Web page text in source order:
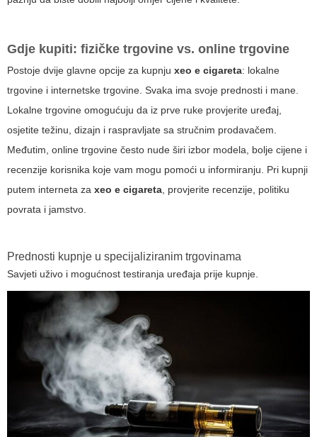
Gdje kupiti: fizičke trgovine vs. online trgovine
Postoje dvije glavne opcije za kupnju xeo e cigareta: lokalne
trgovine i internetske trgovine. Svaka ima svoje prednosti i mane.
Lokalne trgovine omogućuju da iz prve ruke provjerite uređaj,
osjetite težinu, dizajn i raspravljate sa stručnim prodavačem.
Međutim, online trgovine često nude širi izbor modela, bolje cijene i
recenzije korisnika koje vam mogu pomoći u informiranju. Pri kupnji
putem interneta za xeo e cigareta, provjerite recenzije, politiku
povrata i jamstvo.
Prednosti kupnje u specijaliziranim trgovinama
Savjeti uživo i mogućnost testiranja uređaja prije kupnje.